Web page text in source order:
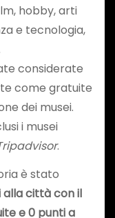
hobby, arti
e tecnologia,
considerate
come gratuite
dei musei.
i musei
.
è stato
alla città con il
e 0 punti a